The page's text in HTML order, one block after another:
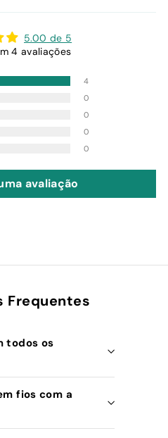
5.00 de 5
4 avaliações
4
0
0
0
0
avaliação
Frequentes
todos os
fios com a